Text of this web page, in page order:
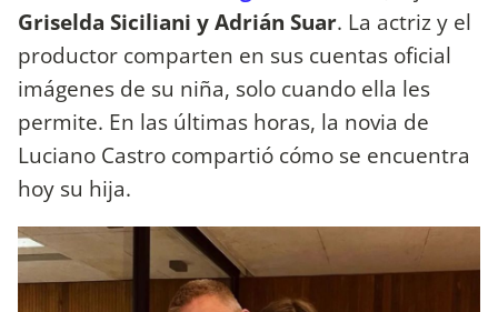
Griselda Siciliani y Adrián Suar. La actriz y el
productor comparten en sus cuentas oficial
imágenes de su niña, solo cuando ella les
permite. En las últimas horas, la novia de
Luciano Castro compartió cómo se encuentra
hoy su hija.